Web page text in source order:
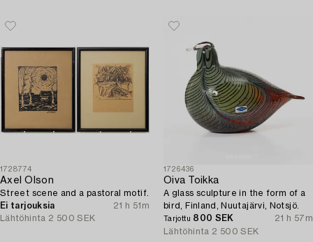
1728774
Axel Olson
Street scene and a pastoral motif.
Ei tarjouksia
21 h 51m
Lähtöhinta 2 500 SEK
1726436
Oiva Toikka
A glass sculpture in the form of a
bird, Finland, Nuutajärvi, Notsjö.
Tarjottu 800 SEK
21 h 57m
Lähtöhinta 2 500 SEK